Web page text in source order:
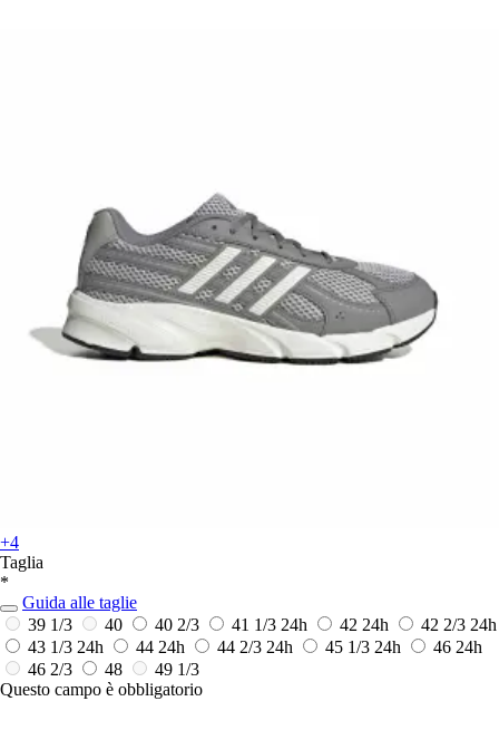
+4
Taglia
*
Guida alle taglie
39 1/3
40 40 2/3 41 1/3 24h 42 24h 42 2/3 24h
43 1/3 24h 44 24h 44 2/3 24h 45 1/3 24h 46 24h
46 2/3
48
49 1/3
Questo campo è obbligatorio